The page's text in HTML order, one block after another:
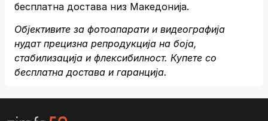
бесплатна достава низ Македонија.
Објективите за фотоапарати и видеографија
нудат прецизна репродукција на боја,
стабилизација и флексибилност. Купете со
бесплатна достава и гаранција.